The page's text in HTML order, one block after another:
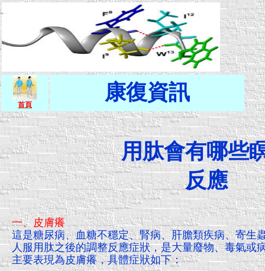
首頁
康復資訊
用肽會有哪些
反應
一、皮膚癢
這是糖尿病、血糖不穩定、腎病、肝膽類疾病、寄生
人服用肽之後的調整反應症狀，是大量廢物、毒氣或
主要表現為皮膚癢，具體症狀如下：